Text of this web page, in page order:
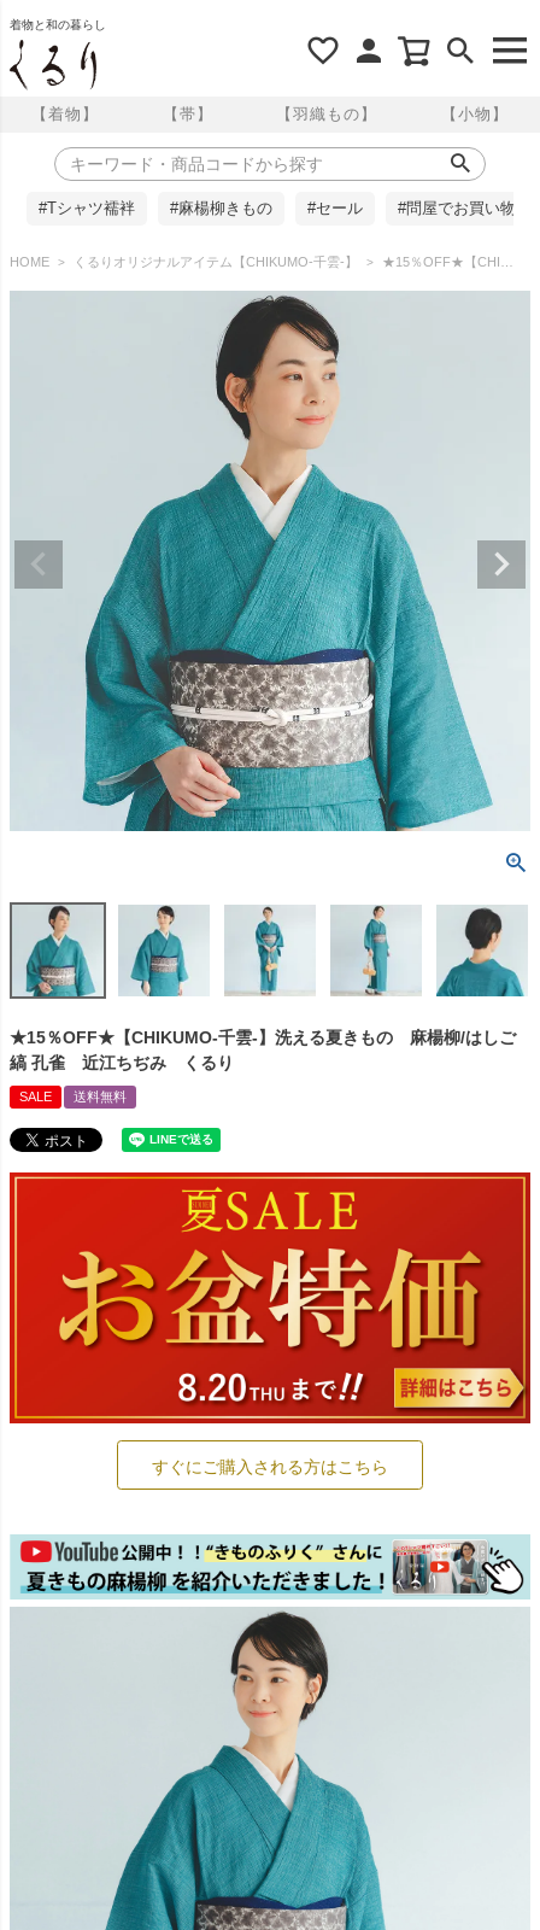
着物と和の暮らし
【着物】 【帯】 【羽織もの】 【小物】
#Tシャツ襦袢 #麻楊柳きもの #セール #問屋でお買い物
HOME くるりオリジナルアイテム【CHIKUMO-千雲-】 ★15％OFF★【CHIKUMO-千雲-】洗える夏きもの 麻楊柳/はしご縞 孔雀 近江ちぢみ くるり
★15％OFF★【CHIKUMO-千雲-】洗える夏きもの 麻楊柳/はしご
縞 孔雀 近江ちぢみ くるり
SALE 送料無料
すぐにご購入される方はこちら